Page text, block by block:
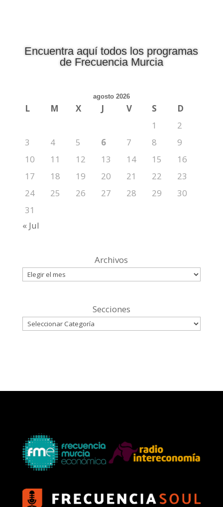
Encuentra aquí todos los programas
de Frecuencia Murcia
agosto 2026
L M X J V S
D
1
2
3
4 5 6 7 8
9
10
11 12 13 14 15
16
17
18 19 20 21 22
23
24
25 26 27 28 29
30
31
« Jul
Archivos
Secciones